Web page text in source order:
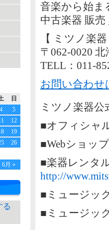
音楽から始ま
中古楽器 販
【 ミツノ楽
〒062-0020
TELL：011-
お問い合わせ
ミツノ楽器
■オフィシャ
■Webショッ
■楽器レンタ
http://
■ミュージッ
■ミュージッ
日
6月 »
4
5
12
19
26
る